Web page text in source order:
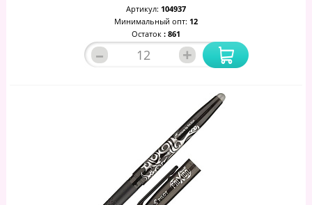
Артикул: 104937
Минимальный опт: 12
Остаток : 861
– +